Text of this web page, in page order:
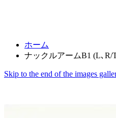
ホーム
ナックルアームB1 (L､R/
Skip to the end of the images